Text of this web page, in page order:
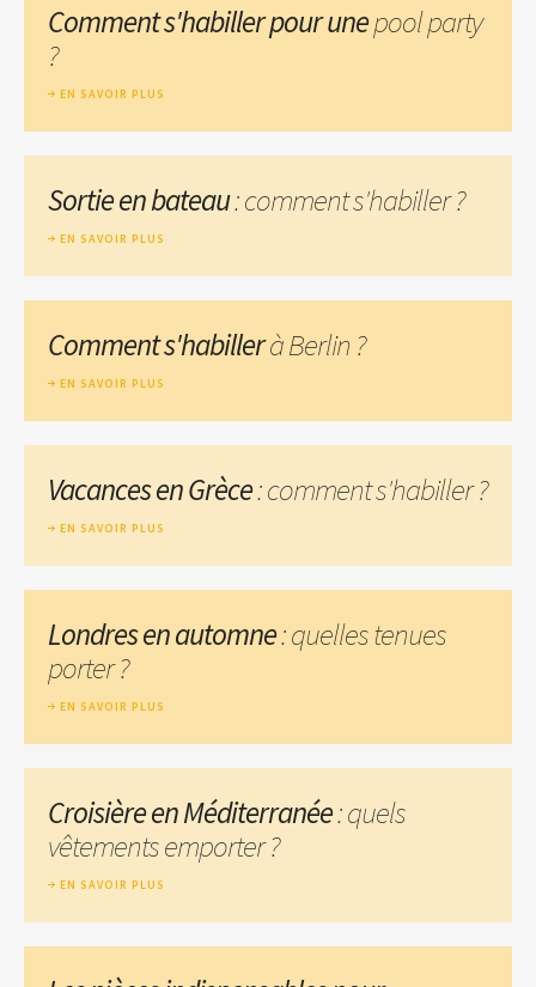
Comment s'habiller pour unepool party
?
EN SAVOIR PLUS
Sortie en bateau: comment s'habiller ?
EN SAVOIR PLUS
Comment s'habillerà Berlin ?
EN SAVOIR PLUS
Vacances en Grèce: comment s'habiller ?
EN SAVOIR PLUS
Londres en automne: quelles tenues
porter ?
EN SAVOIR PLUS
Croisière en Méditerranée: quels
vêtements emporter ?
EN SAVOIR PLUS